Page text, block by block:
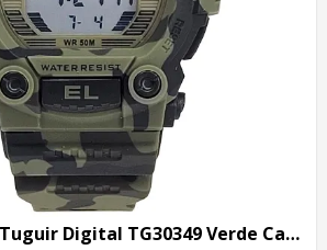
Relógio Menino Tuguir Digital TG30349 Verde Camuflado